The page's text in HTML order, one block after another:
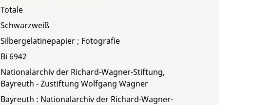
Silbergelatinepapier ; Fotografie
Totale
Schwarzweiß
Bi 6942
Nationalarchiv der Richard-Wagner-Stiftung,
Bayreuth - Zustiftung Wolfgang Wagner
Bayreuth : Nationalarchiv der Richard-Wagner-